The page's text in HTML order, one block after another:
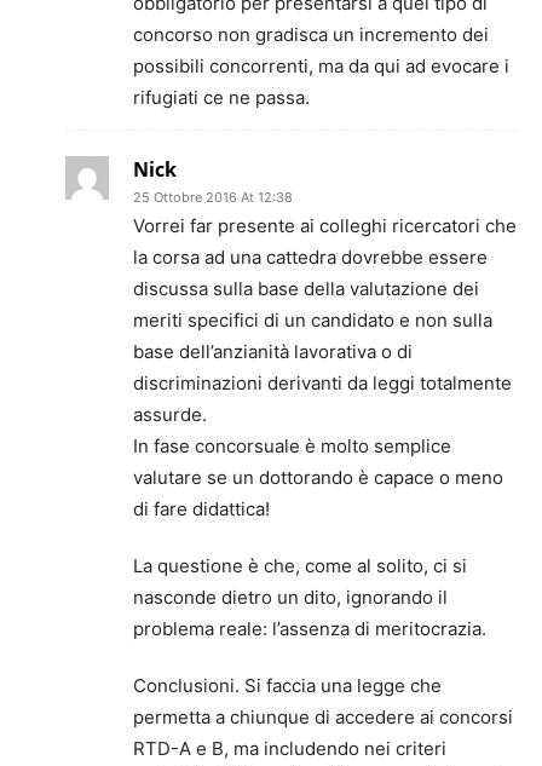
concorso non gradisca un incremento dei
possibili concorrenti, ma da qui ad evocare i
rifugiati ce ne passa.
Nick
25 Ottobre 2016 At 12:38
Vorrei far presente ai colleghi ricercatori che
la corsa ad una cattedra dovrebbe essere
discussa sulla base della valutazione dei
meriti specifici di un candidato e non sulla
base dell’anzianità lavorativa o di
discriminazioni derivanti da leggi totalmente
assurde.
In fase concorsuale è molto semplice
valutare se un dottorando è capace o meno
di fare didattica!
La questione è che, come al solito, ci si
nasconde dietro un dito, ignorando il
problema reale: l’assenza di meritocrazia.
Conclusioni. Si faccia una legge che
permetta a chiunque di accedere ai concorsi
RTD-A e B, ma includendo nei criteri